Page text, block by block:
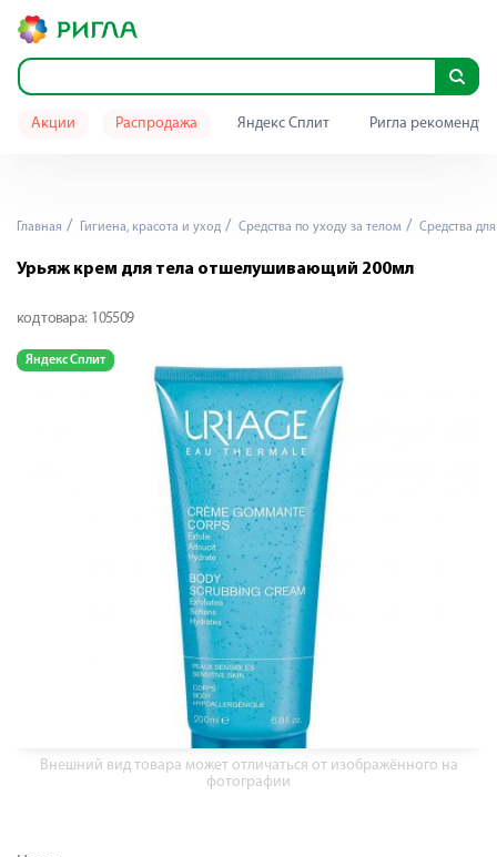
Акции Распродажа Яндекс Сплит Ригла
Главная Гигиена, красота и уход Средства по уходу за телом Средства
Урьяж крем для тела отшелушивающий 200мл
код товара: 105509
Яндекс Сплит
Внешний вид товара может отличаться от изображённого на
фотографии